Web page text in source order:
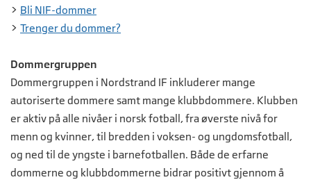
> Bli NIF-dommer
> Trenger du dommer?
Dommergruppen
Dommergruppen i Nordstrand IF inkluderer mange
autoriserte dommere samt mange klubbdommere. Klubben
er aktiv på alle nivåer i norsk fotball, fra øverste nivå for
menn og kvinner, til bredden i voksen- og ungdomsfotball,
og ned til de yngste i barnefotballen. Både de erfarne
dommerne og klubbdommerne bidrar positivt gjennom å